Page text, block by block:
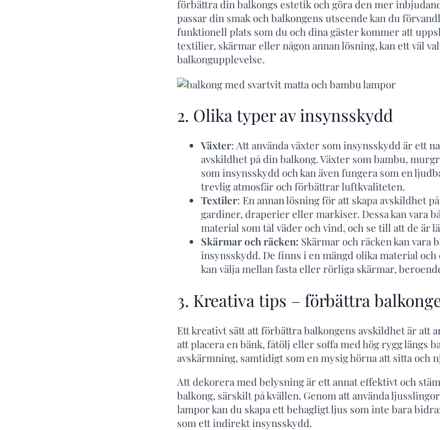
förbättra din balkongs estetik och göra den mer
passar din smak och balkongens utseende kan du
funktionell plats som du och dina gäster kommer att
textilier, skärmar eller någon annan lösning, kan ett väl
balkongupplevelse.
2. Olika typer av insynsskydd
Växter: Att använda växter som insynsskydd är ett
avskildhet på din balkong. Växter som bambu,
som insynsskydd och kan även fungera som en
trevlig atmosfär och förbättrar luftkvaliteten.
Textiler: En annan lösning för att skapa avskildhet
gardiner, draperier eller markiser. Dessa kan vara
material som tål väder och vind, och se till att de är
Skärmaroch räcken: Skärmar och räcken kan vara
insynsskydd. De finns i en mängd olika material
kan välja mellan fasta eller rörliga skärmar,
3. Kreativa tips – förbättra
Ett kreativt sätt att förbättra balkongens avskildhet är att
att placera en bänk, fåtölj eller soffa med hög rygg längs
avskärmning, samtidigt som en mysig hörna att sitta och
Att dekorera med belysning är ett annat effektivt och
balkong, särskilt på kvällen. Genom att använda
lampor kan du skapa ett behagligt ljus som inte bara
som ett indirekt insynsskydd.